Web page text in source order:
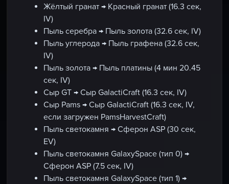
Жёлтый гранат → Красный гранат (16.3 сек,
IV)
Пыль серебра → Пыль золота (32.6 сек, IV)
Пыль углерода → Пыль графена (32.6 сек,
IV)
Пыль золота → Пыль платины (4 мин 20.45
сек, IV)
Сыр GT → Сыр GalactiCraft (16.3 сек, IV)
Сыр Pams → Сыр GalactiCraft (16.3 сек, IV,
если загружен PamsHarvestCraft)
Пыль светокамня → Сферон ASP (30 сек,
EV)
Пыль светокамня GalaxySpace (тип 0) →
Сферон ASP (7.5 сек, IV)
Пыль светокамня GalaxySpace (тип 1) →